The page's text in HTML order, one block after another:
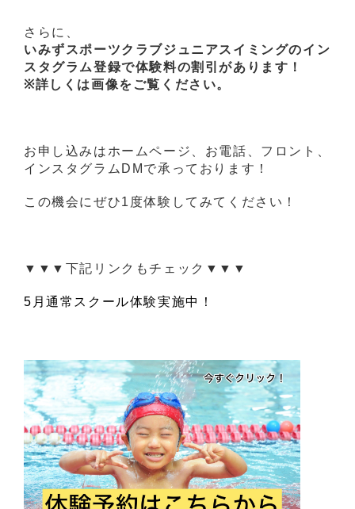
さらに、
いみずスポーツクラブジュニアスイミングのイン
スタグラム登録で体験料の割引があります！
※詳しくは画像をご覧ください。
お申し込みはホームページ、お電話、フロント、
インスタグラムDMで承っております！
この機会にぜひ1度体験してみてください！
▼▼▼下記リンクもチェック▼▼▼
5月通常スクール体験実施中！